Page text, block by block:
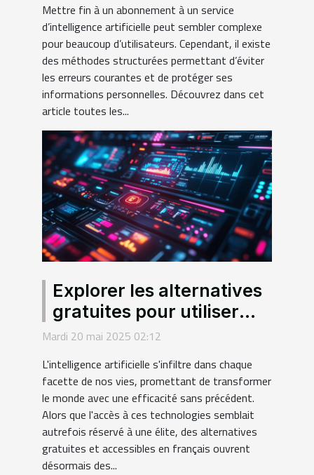
Mettre fin à un abonnement à un service
d’intelligence artificielle peut sembler complexe
pour beaucoup d’utilisateurs. Cependant, il existe
des méthodes structurées permettant d’éviter
les erreurs courantes et de protéger ses
informations personnelles. Découvrez dans cet
article toutes les...
Explorer les alternatives
gratuites pour utiliser
l'intelligence artificielle
Mardi 20 mai 2025 02:12
L'intelligence artificielle s'infiltre dans chaque
facette de nos vies, promettant de transformer
le monde avec une efficacité sans précédent.
Alors que l'accès à ces technologies semblait
autrefois réservé à une élite, des alternatives
gratuites et accessibles en français ouvrent
désormais des...